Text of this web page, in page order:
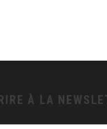
À LA